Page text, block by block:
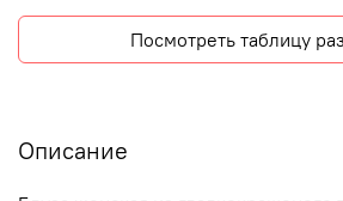
Посмотреть таблицу
Описание